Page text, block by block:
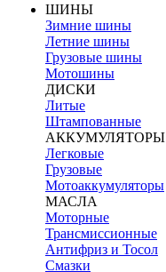
ШИНЫ
Зимние шины
Летние шины
Грузовые шины
Мотошины
ДИСКИ
Литые
Штампованные
АККУМУЛЯТОРЫ
Легковые
Грузовые
Мотоаккумуляторы
МАСЛА
Моторные
Трансмиссионные
Антифриз и Тосол
Смазки